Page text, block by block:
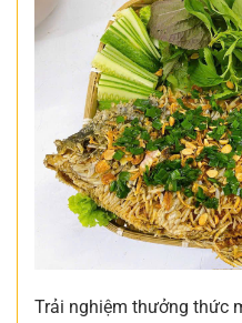
Trải nghiệm thưởng thức